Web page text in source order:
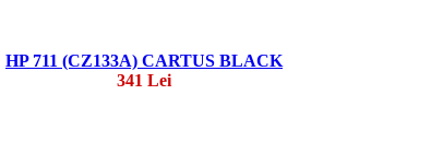
HP 711 (CZ133A) CARTUS BLACK
341 Lei